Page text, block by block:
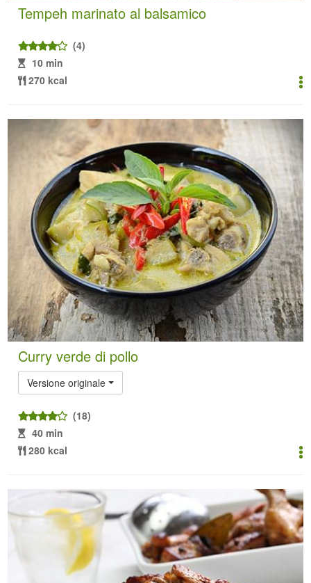
Tempeh marinato al balsamico
(4)
10 min
270 kcal
Curry verde di pollo
Versione originale
(18)
40 min
280 kcal